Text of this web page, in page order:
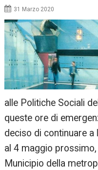
31 Marzo 2020
alle Politiche Sociali
queste ore di
deciso di continuare
al 4 maggio
Municipio della